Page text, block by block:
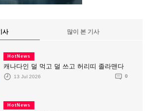
사 많이 본 기사
HotNews
캐나다인 덜 먹고 덜 쓰고 허리띠 졸라맨다
13 Jul 2026 0
HotNews